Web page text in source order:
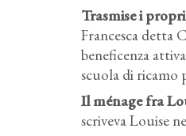
Trasmise i
Francesca detta
beneficenza
scuola di ricamo
Il ménage fra
scriveva Louise